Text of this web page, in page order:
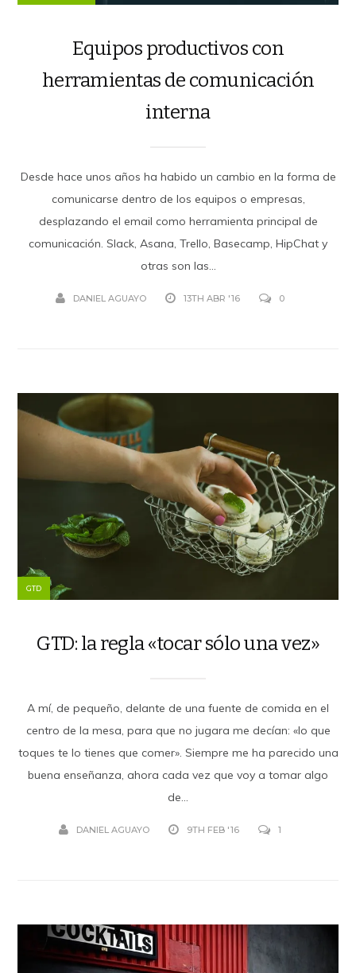
Equipos productivos con
herramientas de comunicación
interna
Desde hace unos años ha habido un cambio en la forma de
comunicarse dentro de los equipos o empresas,
desplazando el email como herramienta principal de
comunicación. Slack, Asana, Trello, Basecamp, HipChat y
otras son las...
DANIEL AGUAYO 13TH ABR '16 0
GTD
GTD: la regla «tocar sólo una vez»
A mí, de pequeño, delante de una fuente de comida en el
centro de la mesa, para que no jugara me decían: «lo que
toques te lo tienes que comer». Siempre me ha parecido una
buena enseñanza, ahora cada vez que voy a tomar algo
de...
DANIEL AGUAYO 9TH FEB '16 1